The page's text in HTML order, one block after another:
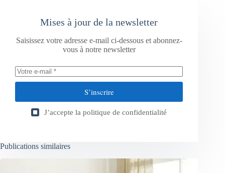
Mises à jour de la newsletter
Saisissez votre adresse e-mail ci-dessous et abonnez-
vous à notre newsletter
S’inscrire
J’accepte la politique de confidentialité
Publications similaires